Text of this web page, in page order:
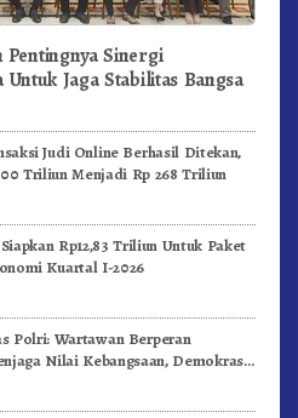
Pentingnya Sinergi
Jaga Stabilitas Bangsa
Judi Online Berhasil Ditekan,
Triliun Menjadi Rp 268 Triliun
Rp12,83 Triliun Untuk Paket
Kuartal I-2026
Polri: Wartawan Berperan
Nilai Kebangsaan, Demokrasi,